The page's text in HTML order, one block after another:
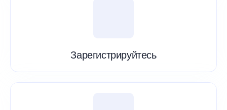
Зарегистрируйтесь